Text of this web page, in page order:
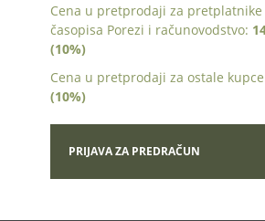
Cena u pretprodaji za pretplatnike
časopisa Porezi i računovodstvo:
(10%)
Cena u pretprodaji za ostale
(10%)
PRIJAVA ZA PREDRAČUN